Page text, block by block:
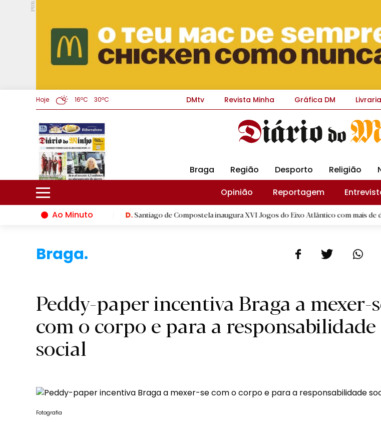
PUB.
Hoje 16ºC 30ºC DMtv Revista Minha Gráfica DM
Braga Região Desporto Religião
Opinião
Reportagem
Ao Minuto
mundo da moda | D.Santiago de Compostela inaugura XVI Jogos do Eixo Atlântico com mais de dois mil
Braga.
Peddy-paper incentiva Braga a mexer-
com o corpo e para a responsabilidade
social
Fotografia